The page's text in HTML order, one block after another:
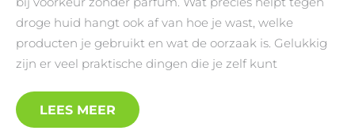
droge huid hangt ook af van hoe je wast, welke
producten je gebruikt en wat de oorzaak is. Gelukkig
zijn er veel praktische dingen die je zelf kunt
LEES MEER